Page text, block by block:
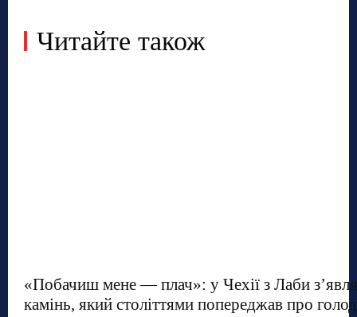
Читайте також
«Побачиш мене — плач»: у Чехії з Лаби
камінь, який століттями попереджав про голод